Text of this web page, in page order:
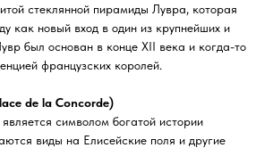
стеклянной пирамиды Лувра, которая
как новый вход в один из крупнейших и
был основан в конце XII века и когда-то
французских королей.
de la Concorde)
символом богатой истории
виды на Елисейские поля и другие